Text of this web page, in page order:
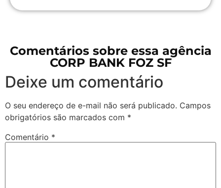
Comentários sobre essa agência
CORP BANK FOZ SF
Deixe um comentário
O seu endereço de e-mail não será publicado. Campos
obrigatórios são marcados com *
Comentário *